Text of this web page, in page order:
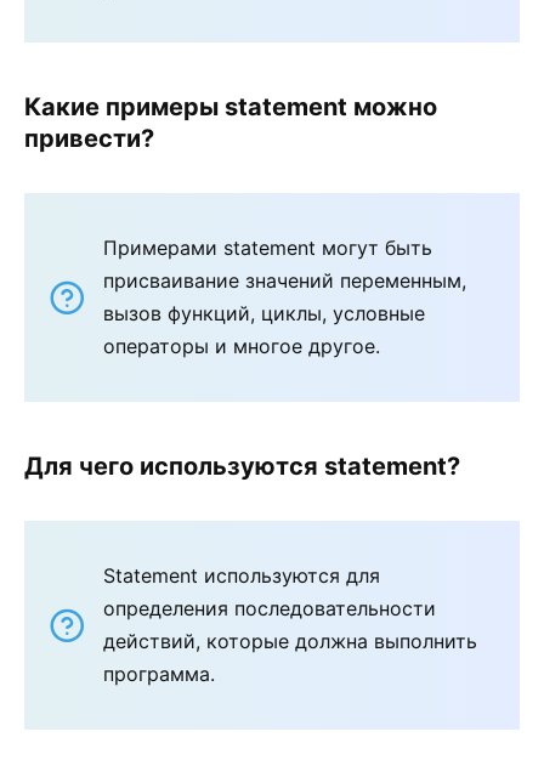
Какие примеры statement можно
привести?
Примерами statement могут быть
присваивание значений переменным,
вызов функций, циклы, условные
операторы и многое другое.
Для чего используются statement?
Statement используются для
определения последовательности
действий, которые должна выполнить
программа.